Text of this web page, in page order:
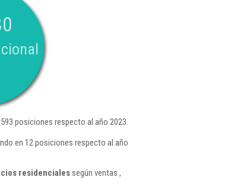
posiciones respecto al año 2023.
en 12 posiciones respecto al año
residencialessegún ventas ,